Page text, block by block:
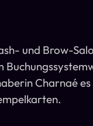
und Brow-
Charnaé